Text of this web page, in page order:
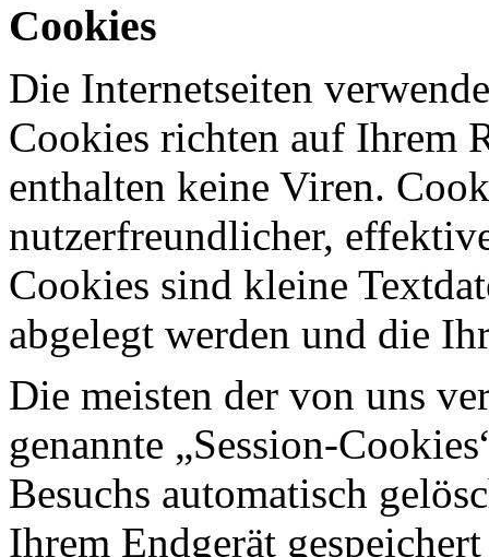
Cookies
Die Internetseiten
Cookies richten auf Ihrem
enthalten keine Viren.
nutzerfreundlicher,
Cookies sind kleine
abgelegt werden und die
Die meisten der von uns
genannte „Session-
Besuchs automatisch
Ihrem Endgerät